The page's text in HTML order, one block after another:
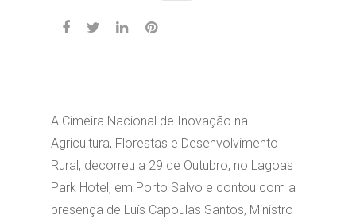
A Cimeira Nacional de Inovação na
Agricultura, Florestas e Desenvolvimento
Rural, decorreu a 29 de Outubro, no Lagoas
Park Hotel, em Porto Salvo e contou com a
presença de Luís Capoulas Santos, Ministro